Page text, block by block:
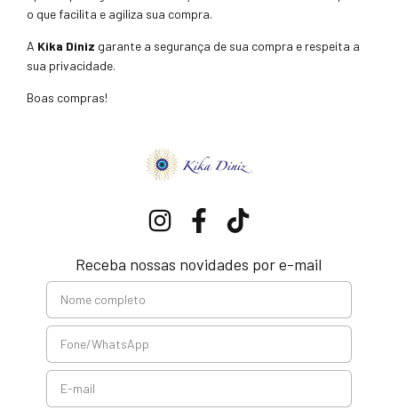
o que facilita e agiliza sua compra.
A Kika Diniz garante a segurança de sua compra e respeita a
sua privacidade.
Boas compras!
Receba nossas novidades por e-mail